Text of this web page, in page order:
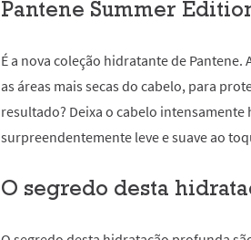
Pantene Summer
É a nova coleção hidratante de
as áreas mais secas do cabelo, para
resultado? Deixa o cabelo
surpreendentemente leve e suave ao
O segredo desta